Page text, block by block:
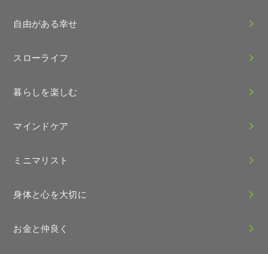
自由がある幸せ
スローライフ
暮らしを楽しむ
マインドケア
ミニマリスト
身体と心を大切に
お金と仲良く